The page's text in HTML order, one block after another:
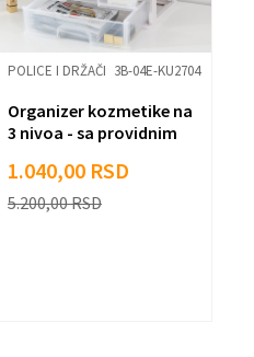
POLICE I DRŽAČI 3B-04E-KU2704
Organizer kozmetike na
3 nivoa - sa providnim
1.040,00 RSD
5.200,00RSD